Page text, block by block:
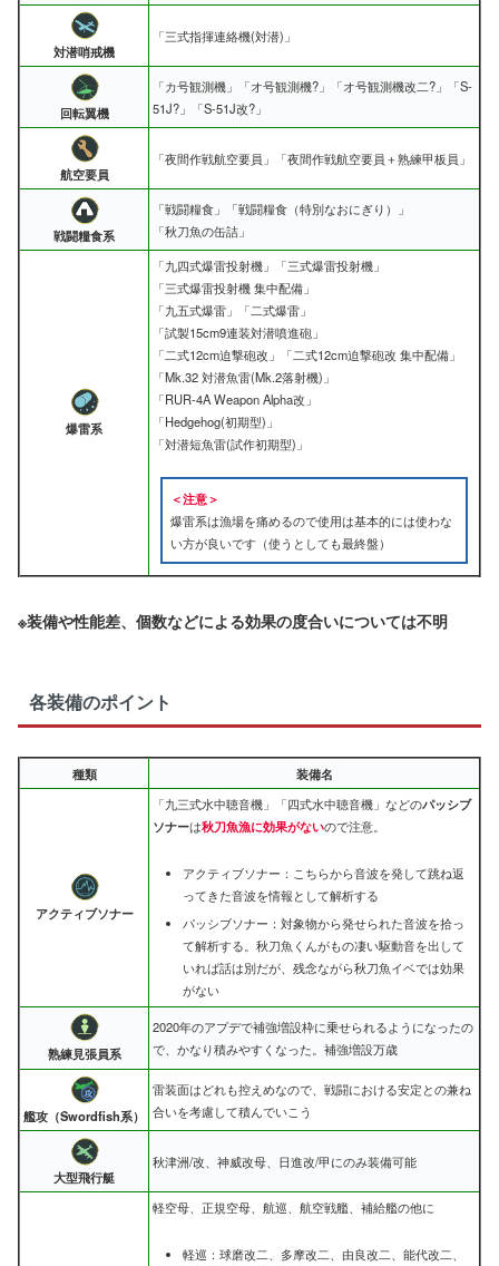
対潜哨戒機
「三式指揮連絡機(対潜)」
回転翼機
「カ号観測機」「オ号観測機?」「オ号観測機改二?」「S-
51J?」「S-51J改?」
航空要員
「夜間作戦航空要員」「夜間作戦航空要員＋熟練甲板員」
戦闘糧食系
「戦闘糧食」「戦闘糧食（特別なおにぎり）」
「秋刀魚の缶詰」
爆雷系
「九四式爆雷投射機」「三式爆雷投射機」
「三式爆雷投射機 集中配備」
「九五式爆雷」「二式爆雷」
「試製15cm9連装対潜噴進砲」
「二式12cm迫撃砲改」「二式12cm迫撃砲改 集中配備」
「Mk.32 対潜魚雷(Mk.2落射機)」
「RUR-4A Weapon Alpha改」
「Hedgehog(初期型)」
「対潜短魚雷(試作初期型)」
＜注意＞
爆雷系は漁場を痛めるので使用は基本的には使わな
い方が良いです（使うとしても最終盤）
※装備や性能差、個数などによる効果の度合いについては不明
各装備のポイント
種類 装備名
アクティブソナー
「九三式水中聴音機」「四式水中聴音機」などのパッシブ
ソナーは秋刀魚漁に効果がないので注意。
アクティブソナー：こちらから音波を発して跳ね返
ってきた音波を情報として解析する
パッシブソナー：対象物から発せられた音波を拾っ
て解析する。秋刀魚くんがもの凄い駆動音を出して
いれば話は別だが、残念ながら秋刀魚イベでは効果
がない
熟練見張員系
2020年のアプデで補強増設枠に乗せられるようになったの
で、かなり積みやすくなった。補強増設万歳
艦攻（Swordfish系）
雷装面はどれも控えめなので、戦闘における安定との兼ね
合いを考慮して積んでいこう
大型飛行艇
秋津洲/改、神威改母、日進改/甲にのみ装備可能
軽空母、正規空母、航巡、航空戦艦、補給艦の他に
軽巡：球磨改二、多摩改二、由良改二、能代改二、